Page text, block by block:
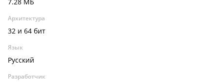
Архитектура
32 и 64 бит
Язык
Русский
Разработчик